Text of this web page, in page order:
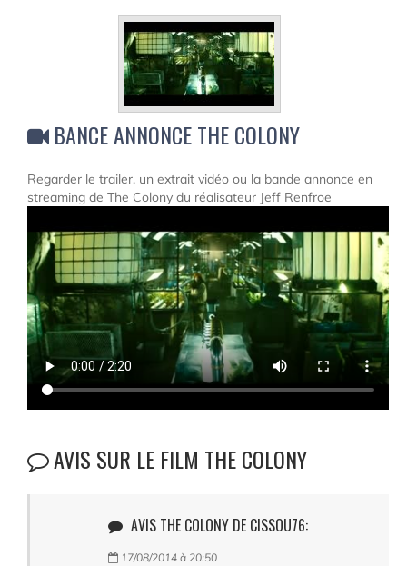
BANCE ANNONCE THE COLONY
Regarder le trailer, un extrait vidéo ou la bande annonce en
streaming de The Colony du réalisateur Jeff Renfroe
AVIS SUR LE FILM THE COLONY
AVIS THE COLONY DE CISSOU76:
17/08/2014 à 20:50